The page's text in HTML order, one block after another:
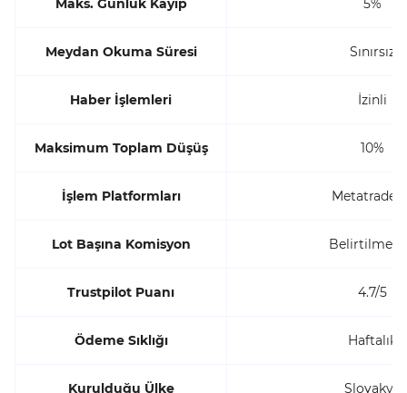
Maks. Günlük Kayıp 5%
Meydan Okuma Süresi Sınırsız
Haber İşlemleri İzinli
Maksimum Toplam Düşüş 10%
İşlem Platformları Metatrader
Lot Başına Komisyon
Trustpilot Puanı 4.7/5
Ödeme Sıklığı Haftalık
Kurulduğu Ülke Slovakya